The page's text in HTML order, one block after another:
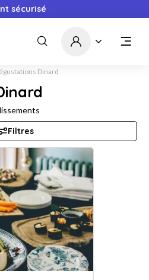
sécurisé
immédiate
Dinard
Filtres